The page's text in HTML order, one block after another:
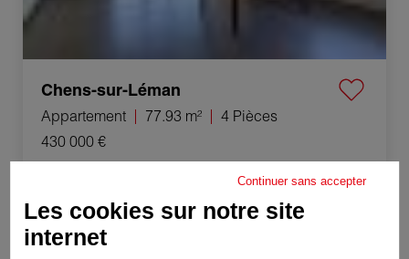
Chens-sur-Léman
Appartement 77.93 m²
4 Pièces
430 000 €
Vente Maison Lons-le-Saunier 10 Pièces 280 m²
Exclusivité
Continuer sans accepter
Les cookies sur notre site
internet